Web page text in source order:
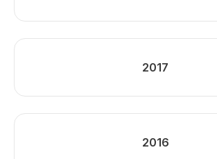
2017
2016